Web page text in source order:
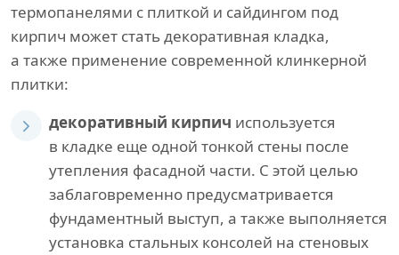
термопанелями с плиткой и сайдингом под
кирпич может стать декоративная кладка,
а также применение современной клинкерной
плитки:
декоративный кирпич используется
в кладке еще одной тонкой стены после
утепления фасадной части. С этой целью
заблаговременно предусматривается
фундаментный выступ, а также выполняется
установка стальных консолей на стеновых